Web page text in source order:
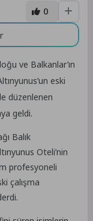
0
ve Balkanlar’ın
eski
düzenlenen
geldi.
Balık
Oteli’nin
profesyoneli
çalışma